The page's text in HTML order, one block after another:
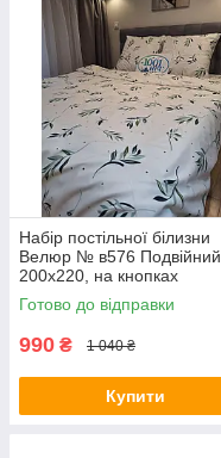
Набір постільної білизни
Велюр № в576 Подвійний
200х220, на кнопках
Готово до відправки
990 ₴ 1 040 ₴
Купити